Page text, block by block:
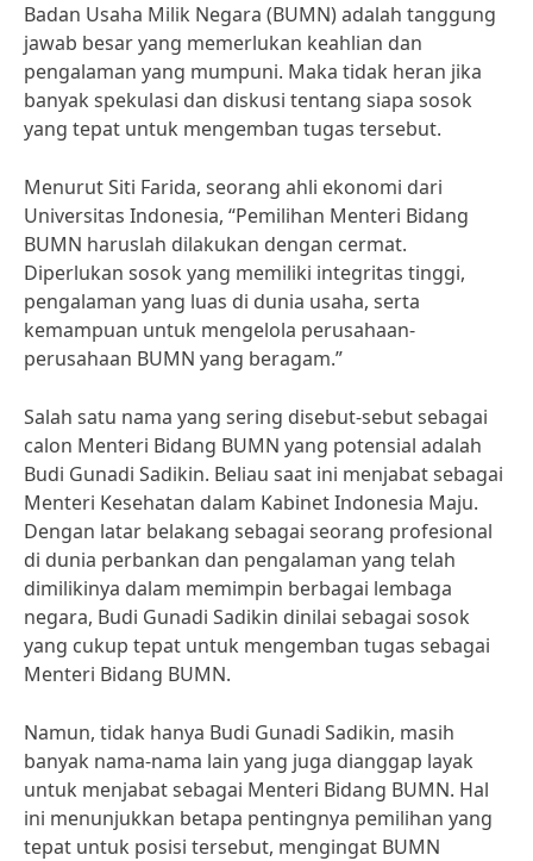
Badan Usaha Milik Negara (BUMN) adalah tanggung
jawab besar yang memerlukan keahlian dan
pengalaman yang mumpuni. Maka tidak heran jika
banyak spekulasi dan diskusi tentang siapa sosok
yang tepat untuk mengemban tugas tersebut.
Menurut Siti Farida, seorang ahli ekonomi dari
Universitas Indonesia, “Pemilihan Menteri Bidang
BUMN haruslah dilakukan dengan cermat.
Diperlukan sosok yang memiliki integritas tinggi,
pengalaman yang luas di dunia usaha, serta
kemampuan untuk mengelola perusahaan-
perusahaan BUMN yang beragam.”
Salah satu nama yang sering disebut-sebut sebagai
calon Menteri Bidang BUMN yang potensial adalah
Budi Gunadi Sadikin. Beliau saat ini menjabat sebagai
Menteri Kesehatan dalam Kabinet Indonesia Maju.
Dengan latar belakang sebagai seorang profesional
di dunia perbankan dan pengalaman yang telah
dimilikinya dalam memimpin berbagai lembaga
negara, Budi Gunadi Sadikin dinilai sebagai sosok
yang cukup tepat untuk mengemban tugas sebagai
Menteri Bidang BUMN.
Namun, tidak hanya Budi Gunadi Sadikin, masih
banyak nama-nama lain yang juga dianggap layak
untuk menjabat sebagai Menteri Bidang BUMN. Hal
ini menunjukkan betapa pentingnya pemilihan yang
tepat untuk posisi tersebut, mengingat BUMN